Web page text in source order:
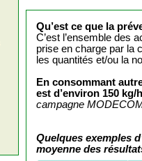
Qu’est ce que la
C’est l’ensemble des
prise en charge par la
les quantités et/ou la
En consommant
est d’environ 150 kg/
campagne
Quelques exemples
moyenne des